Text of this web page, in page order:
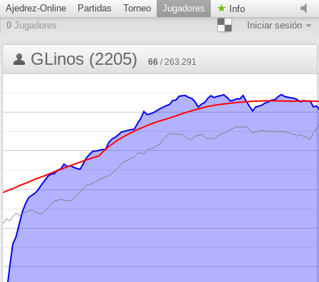
Ajedrez-Online Partidas Torneo Jugadores
Info
0 Jugadores Iniciar sesión
GLinos (2205) 66 / 263.291